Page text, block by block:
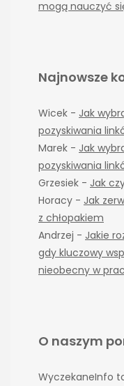
mogą nauczyć
Najnowsze
Wicek - Jak
pozyskiwania
Marek - Jak
pozyskiwania
Grzesiek - Jak
Horacy - Jak
z chłopakiem
Andrzej - Jakie
gdy kluczowy
nieobecny w
O naszym
WyczekaneInfo